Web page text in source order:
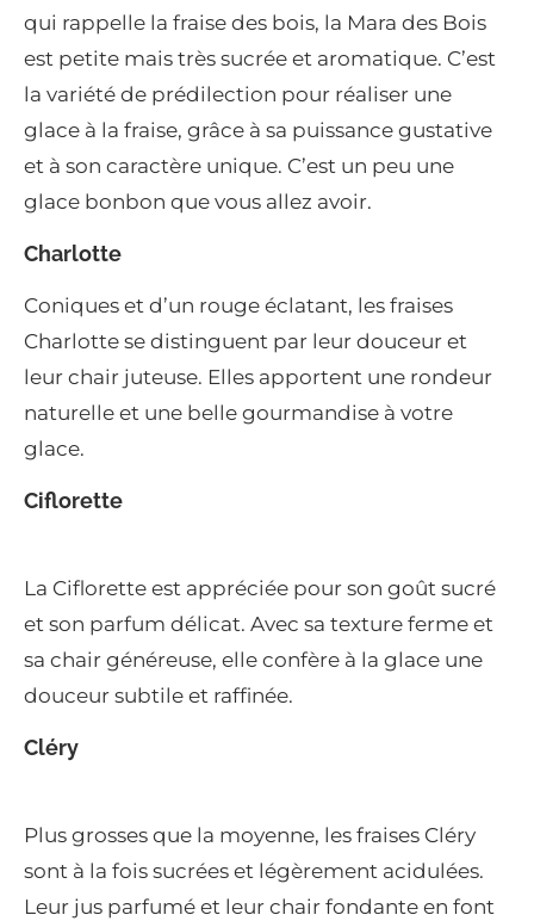
qui rappelle la fraise des bois, la Mara des Bois
est petite mais très sucrée et aromatique. C’est
la variété de prédilection pour réaliser une
glace à la fraise, grâce à sa puissance gustative
et à son caractère unique. C’est un peu une
glace bonbon que vous allez avoir.
Charlotte
Coniques et d’un rouge éclatant, les fraises
Charlotte se distinguent par leur douceur et
leur chair juteuse. Elles apportent une rondeur
naturelle et une belle gourmandise à votre
glace.
Ciflorette
La Ciflorette est appréciée pour son goût sucré
et son parfum délicat. Avec sa texture ferme et
sa chair généreuse, elle confère à la glace une
douceur subtile et raffinée.
Cléry
Plus grosses que la moyenne, les fraises Cléry
sont à la fois sucrées et légèrement acidulées.
Leur jus parfumé et leur chair fondante en font